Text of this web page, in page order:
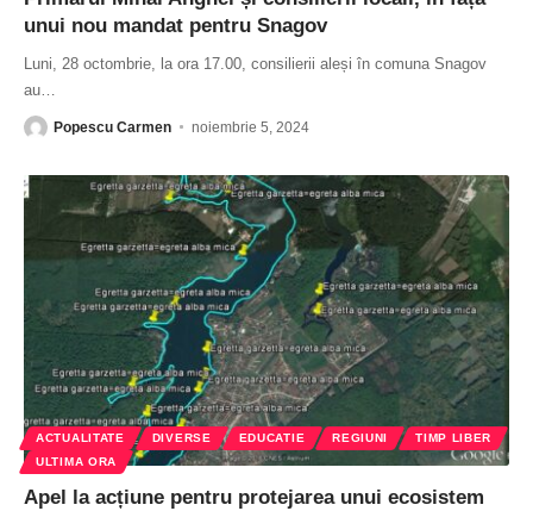
unui nou mandat pentru Snagov
Luni, 28 octombrie, la ora 17.00, consilierii aleși în comuna Snagov
au
Popescu Carmen noiembrie 5, 2024
ACTUALITATE DIVERSE EDUCATIE REGIUNI
TIMP LIBER
ULTIMA ORA
Apel la acțiune pentru protejarea unui ecosistem